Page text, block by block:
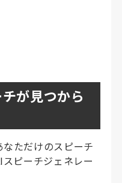
が見つから
ただけのスピーチ
ピーチジェネレー